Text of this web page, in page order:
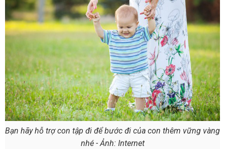
Bạn hãy hỗ trợ con tập đi để bước đi của con thêm vững vàng
nhé - Ảnh: Internet